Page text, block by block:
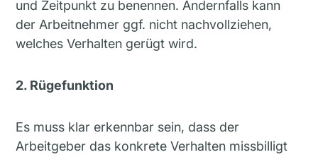
und Zeitpunkt zu benennen. Andernfalls kann
der Arbeitnehmer ggf. nicht nachvollziehen,
welches Verhalten gerügt wird.
2. Rügefunktion
Es muss klar erkennbar sein, dass der
Arbeitgeber das konkrete Verhalten missbilligt